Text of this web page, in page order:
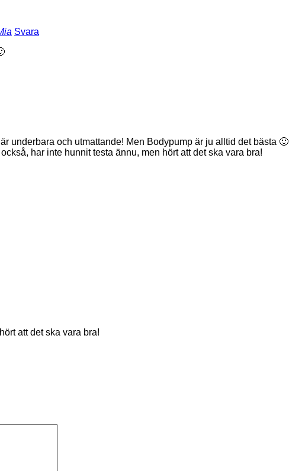
Svara
underbara och utmattande! Men Bodypump är ju alltid det bästa 🙂
har inte hunnit testa ännu, men hört att det ska vara bra!
att det ska vara bra!